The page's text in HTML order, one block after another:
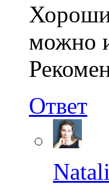
можно
Ответ
Natali